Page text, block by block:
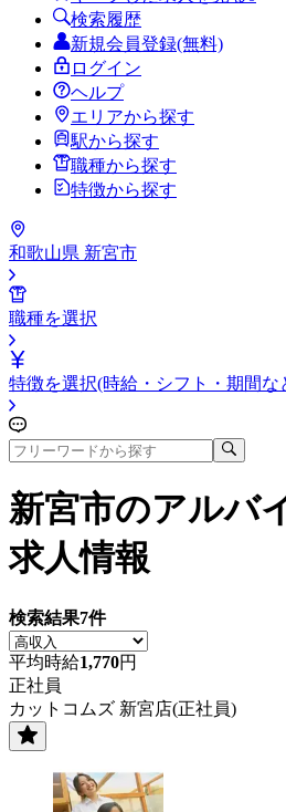
検索履歴
新規会員登録(無料)
ログイン
ヘルプ
エリアから探す
駅から探す
職種から探す
特徴から探す
和歌山県 新宮市
職種を選択
特徴を選択(時給・シフト・期間な
新宮市のアルバ
求人情報
検索結果7件
平均時給1,770円
正社員
カットコムズ 新宮店(正社員)